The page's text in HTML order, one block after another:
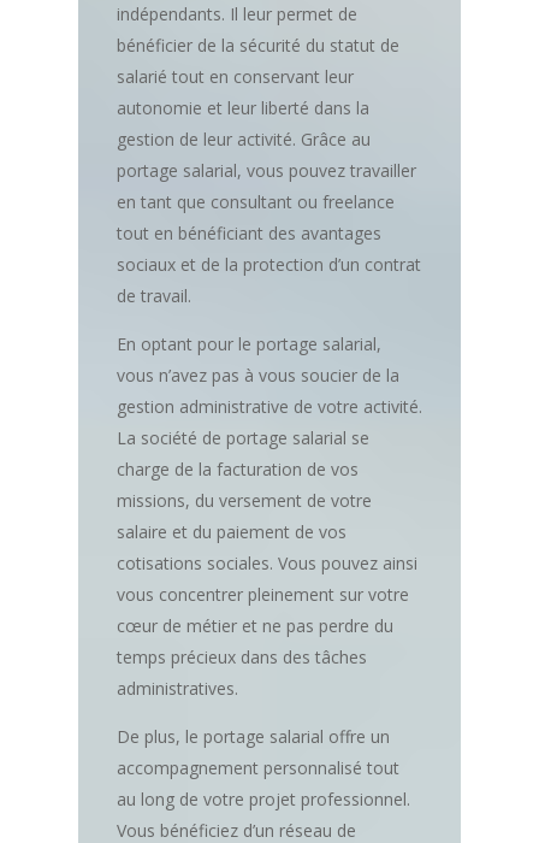
indépendants. Il leur permet de
bénéficier de la sécurité du statut de
salarié tout en conservant leur
autonomie et leur liberté dans la
gestion de leur activité. Grâce au
portage salarial, vous pouvez travailler
en tant que consultant ou freelance
tout en bénéficiant des avantages
sociaux et de la protection d’un contrat
de travail.
En optant pour le portage salarial,
vous n’avez pas à vous soucier de la
gestion administrative de votre activité.
La société de portage salarial se
charge de la facturation de vos
missions, du versement de votre
salaire et du paiement de vos
cotisations sociales. Vous pouvez ainsi
vous concentrer pleinement sur votre
cœur de métier et ne pas perdre du
temps précieux dans des tâches
administratives.
De plus, le portage salarial offre un
accompagnement personnalisé tout
au long de votre projet professionnel.
Vous bénéficiez d’un réseau de